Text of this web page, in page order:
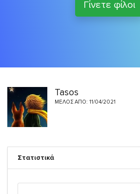
Γίνετε φίλοι
Tasos
ΜΈΛΟΣ ΑΠΌ: 11/04/2021
Στατιστικά